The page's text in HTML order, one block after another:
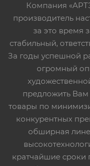
Компания
производитель
за это время
стабильный,
За годы успешной
огромный
предложить
товары по
конкурентных
обширная
кратчайшие сроки